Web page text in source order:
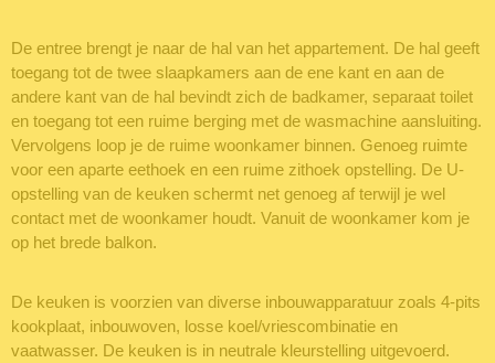
De entree brengt je naar de hal van het appartement. De hal geeft
toegang tot de twee slaapkamers aan de ene kant en aan de
andere kant van de hal bevindt zich de badkamer, separaat toilet
en toegang tot een ruime berging met de wasmachine aansluiting.
Vervolgens loop je de ruime woonkamer binnen. Genoeg ruimte
voor een aparte eethoek en een ruime zithoek opstelling. De U-
opstelling van de keuken schermt net genoeg af terwijl je wel
contact met de woonkamer houdt. Vanuit de woonkamer kom je
op het brede balkon.
De keuken is voorzien van diverse inbouwapparatuur zoals 4-pits
kookplaat, inbouwoven, losse koel/vriescombinatie en
vaatwasser. De keuken is in neutrale kleurstelling uitgevoerd.